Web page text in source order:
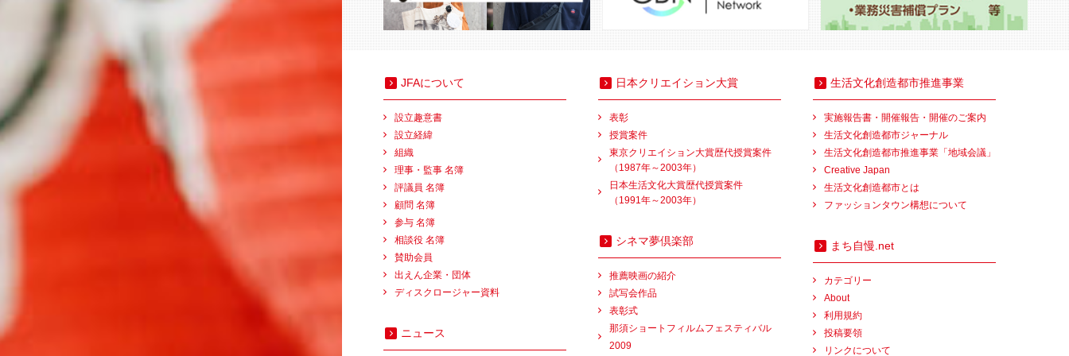
JFAについて
設立趣意書
設立経緯
組織
理事・監事 名簿
評議員 名簿
顧問 名簿
参与 名簿
相談役 名簿
賛助会員
出えん企業・団体
ディスクロージャー資料
ニュース
日本クリエイション大賞
表彰
授賞案件
東京クリエイション大賞歴代授賞案件
（1987年～2003年）
日本生活文化大賞歴代授賞案件
（1991年～2003年）
シネマ夢倶楽部
推薦映画の紹介
試写会作品
表彰式
那須ショートフィルムフェスティバル
2009
生活文化創造都市推進事業
実施報告書・開催報告・開催のご案内
生活文化創造都市ジャーナル
生活文化創造都市推進事業「地域会議」
Creative Japan
生活文化創造都市とは
ファッションタウン構想について
まち自慢.net
カテゴリー
About
利用規約
投稿要領
リンクについて